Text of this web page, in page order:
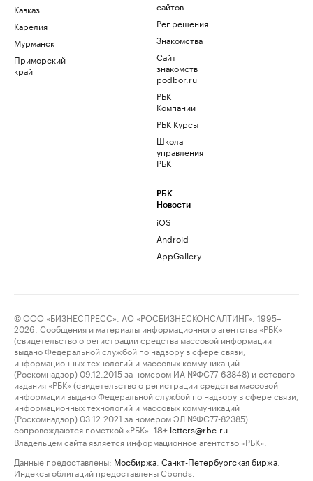
Кавказ
Карелия
Мурманск
Приморский
край
сайтов
Рег.решения
Знакомства
Сайт
знакомств
podbor.ru
РБК
Компании
РБК Курсы
Школа
управления
РБК
РБК
Новости
iOS
Android
AppGallery
© ООО «БИЗНЕСПРЕСС», АО «РОСБИЗНЕСКОНСАЛТИНГ», 1995–
2026. Сообщения и материалы информационного агентства «РБК»
(свидетельство о регистрации средства массовой информации
выдано Федеральной службой по надзору в сфере связи,
информационных технологий и массовых коммуникаций
(Роскомнадзор) 09.12.2015 за номером ИА №ФС77-63848) и сетевого
издания «РБК» (свидетельство о регистрации средства массовой
информации выдано Федеральной службой по надзору в сфере связи,
информационных технологий и массовых коммуникаций
(Роскомнадзор) 03.12.2021 за номером ЭЛ №ФС77-82385)
сопровождаются пометкой «РБК».
18+ letters@rbc.ru
Владельцем сайта является информационное агентство «РБК».
Данные предоставлены: Мосбиржа Санкт-Петербургская биржа
Индексы облигаций предоставлены Cbonds.